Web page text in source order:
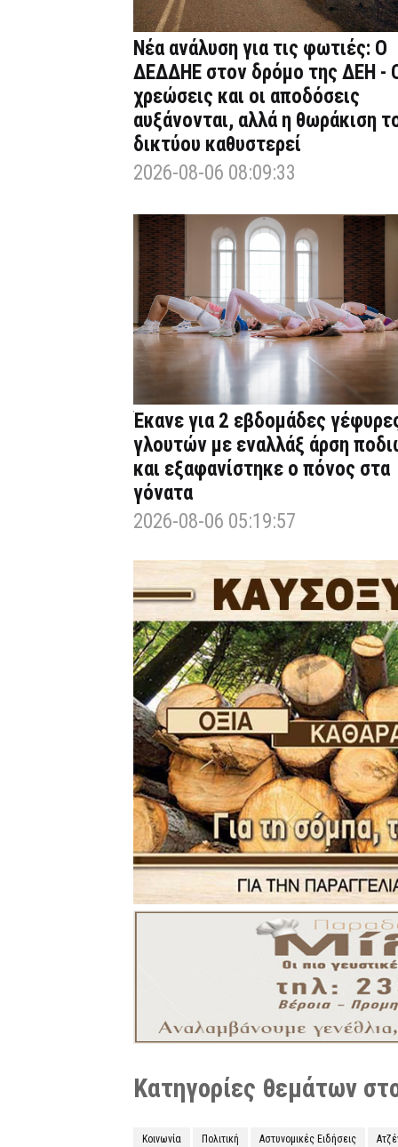
Νέα ανάλυση για τις φωτιές: Ο
ΔΕΔΔΗΕ στον δρόμο της ΔΕΗ -
χρεώσεις και οι αποδόσεις
αυξάνονται, αλλά η θωράκιση
δικτύου καθυστερεί
2026-08-06 08:09:33
Έκανε για 2 εβδομάδες
γλουτών με εναλλάξ άρση
και εξαφανίστηκε ο πόνος στα
γόνατα
2026-08-06 05:19:57
Κατηγορίες θεμάτων
Κοινωνία Πολιτική Αστυνομικές Ειδήσεις